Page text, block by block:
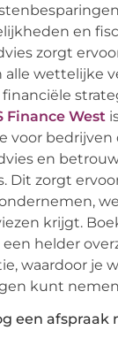
en
zorgt
alle wettelijke
Finance West
voor bedrijven
en
Dit zorgt
krijgt.
helder
waardoor je
kunt
een afspraak